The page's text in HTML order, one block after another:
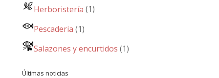
Herboristería (1)
Pescaderia (1)
Salazones y encurtidos (1)
Últimas noticias